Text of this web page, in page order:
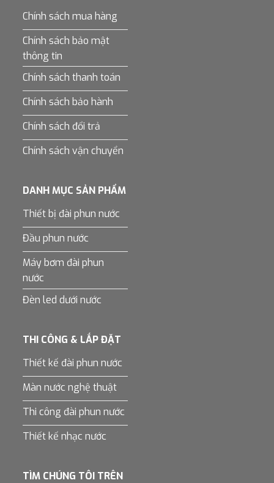
Chính sách mua hàng
Chính sách bảo mật
thông tin
Chính sách thanh toán
Chính sách bảo hành
Chính sách đổi trả
Chính sách vận chuyển
DANH MỤC SẢN PHẨM
Thiết bị đài phun nước
Đầu phun nước
Máy bơm đài phun
nước
Đèn led dưới nước
THI CÔNG & LẮP ĐẶT
Thiết kế đài phun nước
Màn nước nghệ thuật
Thi công đài phun nước
Thiết kế nhạc nước
TÌM CHÚNG TÔI TRÊN